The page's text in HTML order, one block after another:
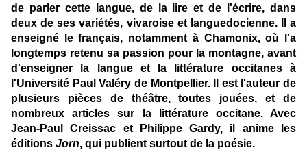
de parler cette langue, de la lire et de l'écrire, dans
deux de ses variétés, vivaroise et languedocienne. Il a
enseigné le français, notamment à Chamonix, où l'a
longtemps retenu sa passion pour la montagne, avant
d'enseigner la langue et la littérature occitanes à
l'Université Paul Valéry de Montpellier. Il est l'auteur de
plusieurs pièces de théâtre, toutes jouées, et de
nombreux articles sur la littérature occitane. Avec
Jean-Paul Creissac et Philippe Gardy, il anime les
éditions Jorn, qui publient surtout de la poésie.